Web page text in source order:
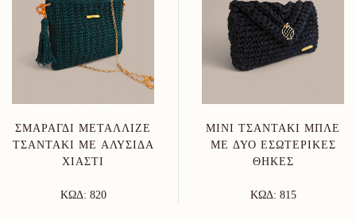
ΣΜΑΡΑΓΔΊ ΜΕΤΑΛΛΙΖΈ
ΤΣΑΝΤΆΚΙ ΜΕ ΑΛΥΣΊΔΑ
ΧΙΑΣΤΊ
ΚΩΔ: 820
MINI ΤΣΑΝΤΆΚΙ ΜΠΛΕ
ΜΕ ΔΥΟ ΕΣΩΤΕΡΙΚΈΣ
ΘΉΚΕΣ
ΚΩΔ: 815